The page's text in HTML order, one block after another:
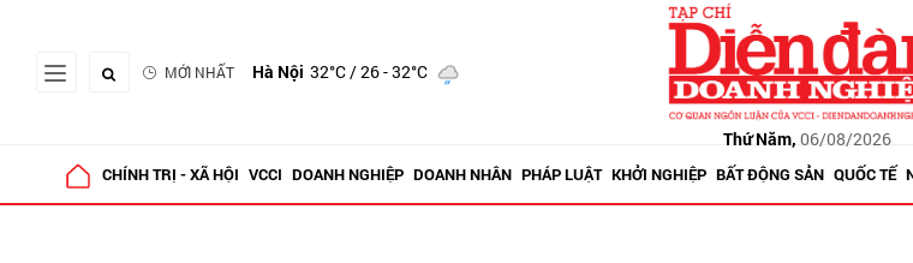
MỚI NHẤT Hà Nội 32°C/ 26 - 32°C
Thứ Năm, 06/08/2026
CHÍNH TRỊ - XÃ HỘI VCCI DOANH NGHIỆP DOANH NHÂN PHÁP LUẬT KHỞI NGHIỆP BẤT ĐỘNG SẢN QUỐC TẾ